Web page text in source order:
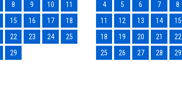
8 9 10
11
15 16 17
18
22 23 24
25
29
4
5 6 7 8
11
12 13 14 15
18
19 20 21 22
25
26 27 28 29